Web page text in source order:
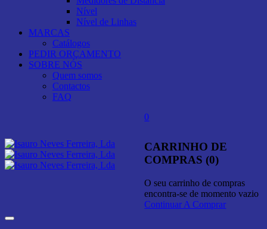
Nível
Nível de Linhas
MARCAS
Catálogos
PEDIR ORÇAMENTO
SOBRE NÓS
Quem somos
Contactos
FAQ
0
CARRINHO DE
COMPRAS (0)
O seu carrinho de compras
encontra-se de momento vazio
Continuar A Comprar